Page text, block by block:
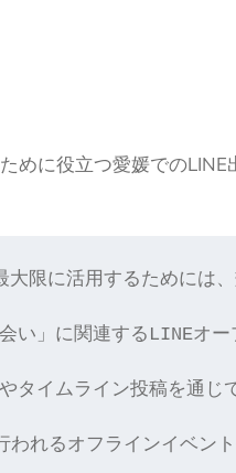
めに役立つ愛媛でのLINE
限に活用するためには、
」に関連するLINEオー
タイムライン投稿を通
われるオフラインイベン